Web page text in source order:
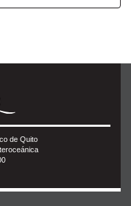
de Quito